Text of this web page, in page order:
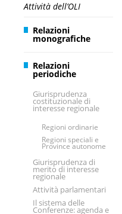
Attività dell’OLI
Relazioni
monografiche
Relazioni
periodiche
Giurisprudenza
costituzionale di
interesse regionale
Regioni ordinarie
Regioni speciali e
Province autonome
Giurisprudenza di
merito di interesse
regionale
Attività parlamentari
Il sistema delle
Conferenze: agenda e